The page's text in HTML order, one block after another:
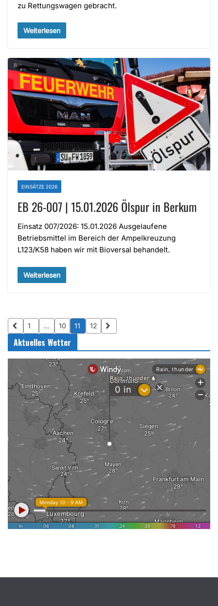
zu Rettungswagen gebracht.
Weiterlesen
EINSÄTZE 2026
EB 26-007 | 15.01.2026 Ölspur in Berkum
Einsatz 007/2026: 15.01.2026 Ausgelaufene
Betriebsmittel im Bereich der Ampelkreuzung
L123/K58 haben wir mit Bioversal behandelt.
Weiterlesen
1 … 10 11 12
Aktuelles Wetter